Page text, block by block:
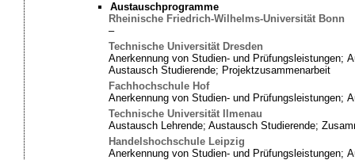
Austauschprogramme
Rheinische Friedrich-Wilhelms-Universität Bonn
–
Technische Universität Dresden
Anerkennung von Studien- und Prüfungsleistungen;
Austausch Studierende; Projektzusammenarbeit
Fachhochschule Hof
Anerkennung von Studien- und Prüfungsleistungen;
Technische Universität Ilmenau
Austausch Lehrende; Austausch Studierende;
Handelshochschule Leipzig
Anerkennung von Studien- und Prüfungsleistungen;